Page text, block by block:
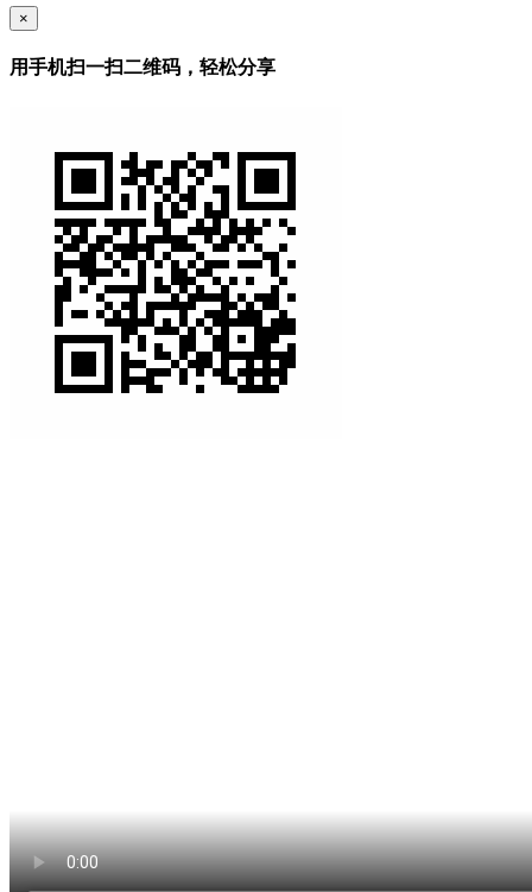
×
用手机扫一扫二维码，轻松分享